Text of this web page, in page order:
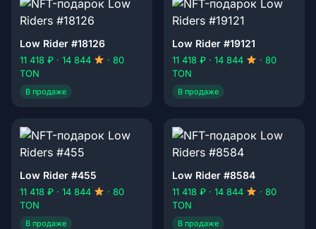
Low Rider #18126
11 418 ₽ · 14 844
· 80
TON
В продаже
Low Rider #19121
11 418 ₽ · 14 844
· 80
TON
В продаже
Low Rider #455
11 418 ₽ · 14 844
· 80
TON
В продаже
Low Rider #8584
11 418 ₽ · 14 844
· 80
TON
В продаже